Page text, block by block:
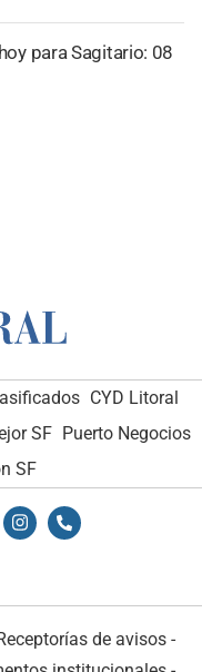
para Sagitario: 08
CYD Litoral
SF Puerto Negocios
SF
de avisos -